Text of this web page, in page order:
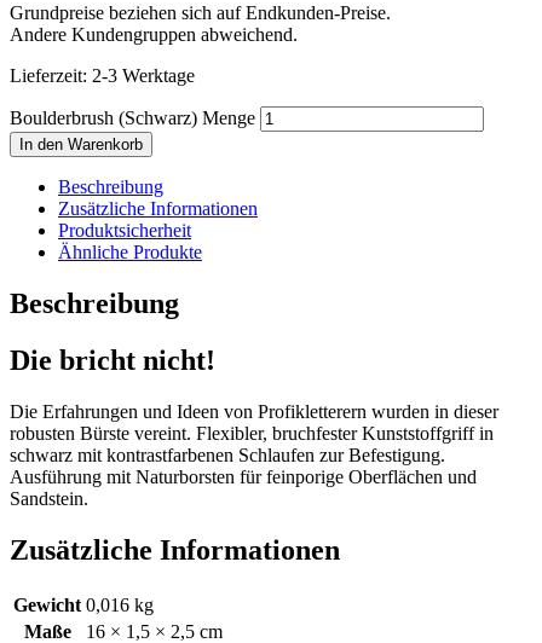
Grundpreise beziehen sich auf Endkunden-Preise.
Andere Kundengruppen abweichend.
Lieferzeit: 2-3 Werktage
Boulderbrush (Schwarz) Menge
In den Warenkorb
Beschreibung
Zusätzliche Informationen
Produktsicherheit
Ähnliche Produkte
Beschreibung
Die bricht nicht!
Die Erfahrungen und Ideen von Profikletterern wurden in dieser
robusten Bürste vereint. Flexibler, bruchfester Kunststoffgriff in
schwarz mit kontrastfarbenen Schlaufen zur Befestigung.
Ausführung mit Naturborsten für feinporige Oberflächen und
Sandstein.
Zusätzliche Informationen
Gewicht 0,016 kg
Maße
16 × 1,5 × 2,5 cm